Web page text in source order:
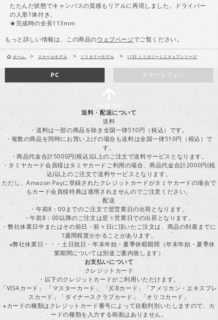
たたんだ状態でキャンバスの質感もリアルに再現しました。ドライバー
の人形1体付き。
★完成時の全長113mm
もっと詳しい情報は、この商品のウェブページでご覧ください。
ホーム > スケールモデル > ミリタリーモデル > 1/35 ミリタリーミニチュアシリーズ
スマートフォン
PC
送料・配送について
送料
・送料は一部の商品を除き全国一律510円（税込）です。
・複数の商品を同時にお買い上げの場合も送料は全国一律510円（税込）で
す。
・商品代金合計5000円(税込)以上のご注文で送料サービスとなります。
・タミヤカード会員様はタミヤカードご利用の場合、商品代金合計2000円(税
込)以上のご注文で送料サービスとなります。
ただし、Amazon Payに登録されたクレジットカードがタミヤカードの場合で
もカード会員様特典は適用されませんのでご注意ください。
配送
・午前8：00までのご注文で翌営業日の出荷となります。
・午前8：00以降のご注文は翌々営業日での出荷となります。
・弊社休業日中またはその前日・前々日に頂いたご注文は、商品の到着までに
1週間程度かかることがあります。
※弊社休業日・・・土日祝日・年末年始・夏季休暇期間（年末年始・夏季休
業期間については別途ご案内致します）
お支払いについて
クレジットカード
・以下のクレジットカードがご利用いただけます。
「VISAカード」 「マスターカード」 「JCBカード」「アメリカン・エキスプレ
スカード」「ダイナースクラブカード」 「オリコカード」
※カードの種類はクレジットカード番号によって自動判別いたしますので、カ
ードの種類を入力する画面はありません。